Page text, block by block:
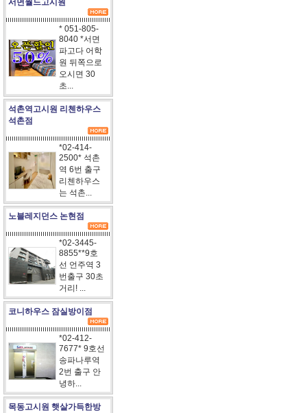
서면월드고시원
* 051-805-
8040 *서면
파고다 어학
원 뒤쪽으로
오시면 30
초...
석촌역고시원 리첸하우스
석촌점
*02-414-
2500* 석촌
역 6번 출구
리첸하우스
는 석촌...
노블레지던스 논현점
*02-3445-
8855**9호
선 언주역 3
번출구 30초
거리! ...
코니하우스 잠실방이점
*02-412-
7677* 9호선
송파나루역
2번 출구 안
녕하...
목동고시원 햇살가득한방